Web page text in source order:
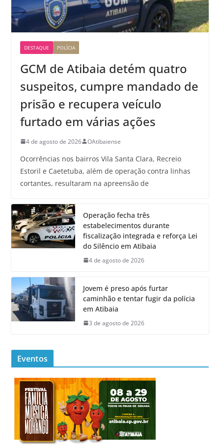
DESTAQUE POLÍCIA
GCM de Atibaia detém quatro
suspeitos, cumpre mandado de
prisão e recupera veículo
furtado em várias ações
4 de agosto de 2026 OAtibaiense
Ocorrências nos bairros Vila Santa Clara, Recreio
Estoril e Caetetuba, além de operação contra linhas
cortantes, resultaram na apreensão de
Operação fecha três
estabelecimentos durante
fiscalização integrada e reforça Lei
do Silêncio em Atibaia
4 de agosto de 2026
Jovem é preso após furtar
caminhão e tentar fugir da polícia
em Atibaia
3 de agosto de 2026
Eventos